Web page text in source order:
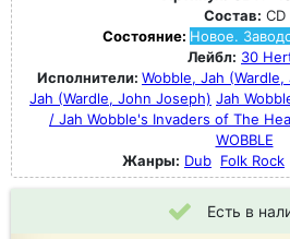
Состав: CD
Состояние: Новое.
Лейбл: 30
Исполнители: Wobble, Jah
Jah (Wardle, John Joseph) Jah
/ Jah Wobble's Invaders of The
WOBBLE
Жанры: Dub Folk Rock
Есть в